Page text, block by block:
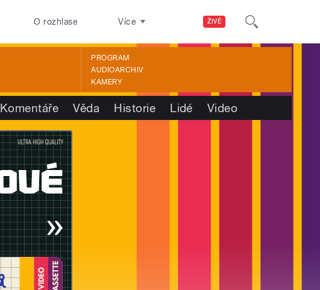
ŽIVĚ
O rozhlase Více
PROGRAM
AUDIOARCHIV
KAMERY
Komentáře Věda Historie Lidé Video